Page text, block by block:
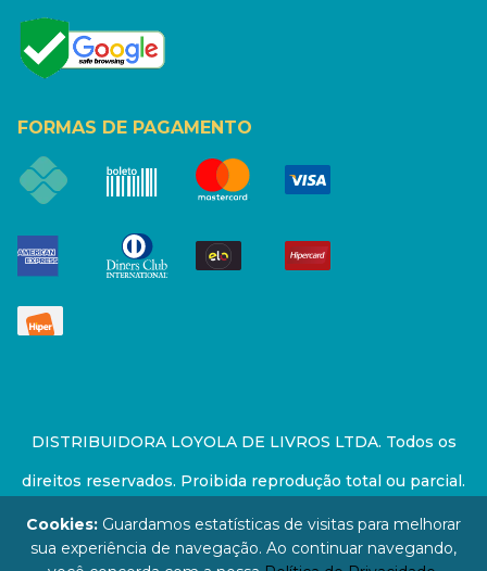
FORMAS DE PAGAMENTO
DISTRIBUIDORA LOYOLA DE LIVROS LTDA. Todos os
direitos reservados. Proibida reprodução total ou parcial.
Preços e estoque sujeito a alterações sem aviso prévio.
67.946.814/0001-94 - LOJA - Rua Senador Feijó - São
Cookies: Guardamos estatísticas de visitas para melhorar
sua experiência de navegação. Ao continuar navegando,